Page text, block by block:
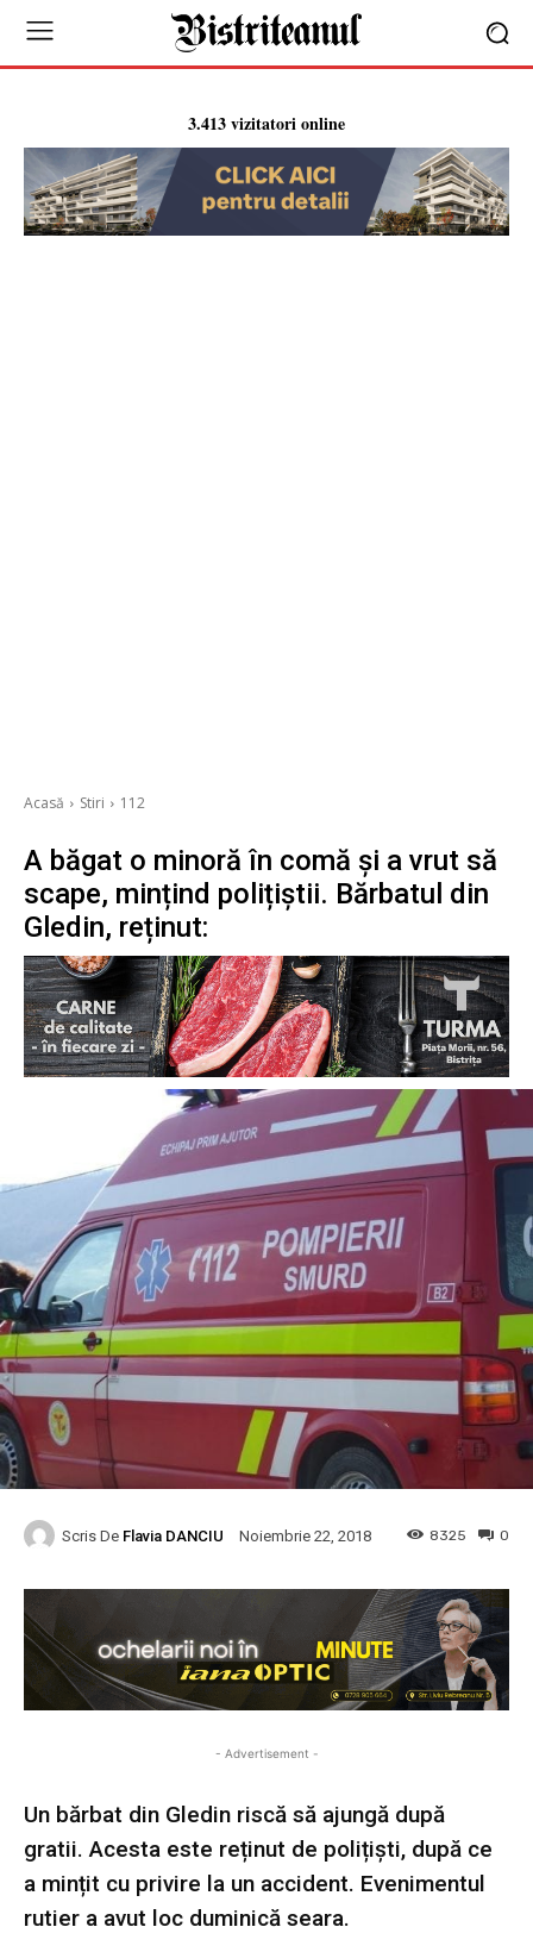
3.413 vizitatori online
Acasă Stiri 112
A băgat o minoră în comă și a vrut să
scape, mințind polițiștii. Bărbatul din
Gledin, reținut:
Scris De Flavia DANCIU Noiembrie 22, 2018 0
8325
- Advertisement -
Un bărbat din Gledin riscă să ajungă după
gratii. Acesta este reținut de polițiști, după ce
a mințit cu privire la un accident. Evenimentul
rutier a avut loc duminică seara.